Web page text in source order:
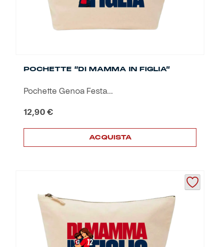
POCHETTE “DI MAMMA IN FIGLIA”
Pochette Genoa Festa...
12,90 €
ACQUISTA